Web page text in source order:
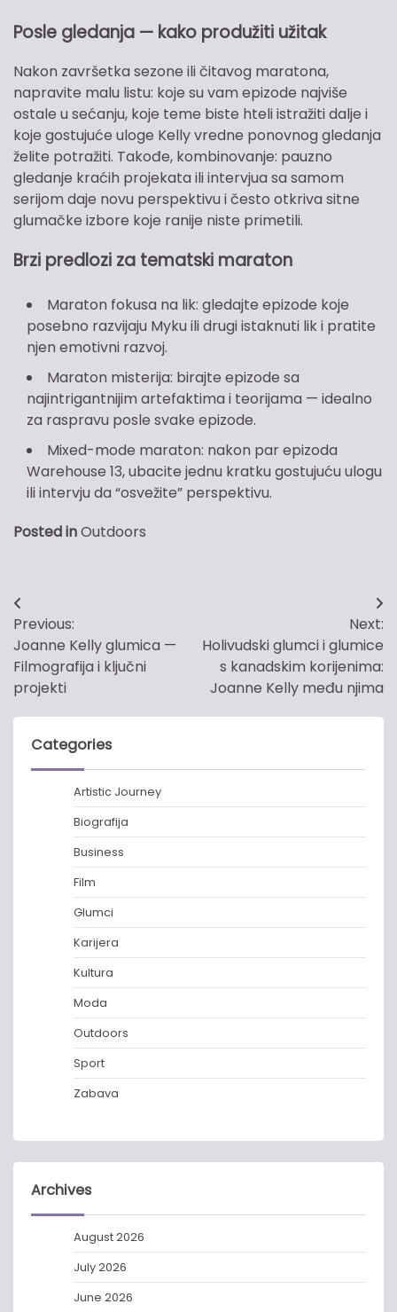
Posle gledanja — kako produžiti užitak
Nakon završetka sezone ili čitavog maratona,
napravite malu listu: koje su vam epizode najviše
ostale u sećanju, koje teme biste hteli istražiti dalje i
koje gostujuće uloge Kelly vredne ponovnog gledanja
želite potražiti. Takođe, kombinovanje: pauzno
gledanje kraćih projekata ili intervjua sa samom
serijom daje novu perspektivu i često otkriva sitne
glumačke izbore koje ranije niste primetili.
Brzi predlozi za tematski maraton
Maraton fokusa na lik: gledajte epizode koje
posebno razvijaju Myku ili drugi istaknuti lik i pratite
njen emotivni razvoj.
Maraton misterija: birajte epizode sa
najintrigantnijim artefaktima i teorijama — idealno
za raspravu posle svake epizode.
Mixed-mode maraton: nakon par epizoda
Warehouse 13, ubacite jednu kratku gostujuću ulogu
ili intervju da “osvežite” perspektivu.
Posted inOutdoors
Post
navigation
Previous:
Joanne Kelly glumica —
Filmografija i ključni
projekti
Next:
Holivudski glumci i glumice
s kanadskim korijenima:
Joanne Kelly među njima
Categories
Artistic Journey
Biografija
Business
Film
Glumci
Karijera
Kultura
Moda
Outdoors
Sport
Zabava
Archives
August 2026
July 2026
June 2026